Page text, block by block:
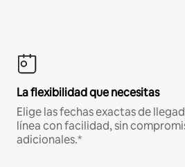
La flexibilidad que necesitas
Elige las fechas exactas de
línea con facilidad, sin
adicionales.*